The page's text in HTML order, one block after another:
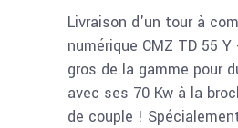
Livraison d'un tour à
numérique CMZ TD 55
gros de la gamme pour
avec ses 70 Kw à la
de couple !